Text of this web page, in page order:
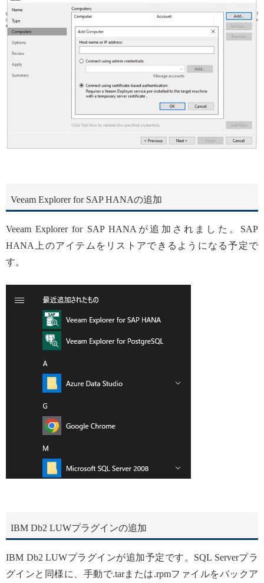
Veeam Explorer for SAP HANAの追加
Veeam Explorer for SAP HANAが追加されました。SAP
HANA上のアイテムをリストアできるようになる予定で
す。
IBM Db2 LUWプラグインの追加
IBM Db2 LUWプラグインが追加予定です。SQL Serverプラ
グインと同様に、手動で.tarまたは.rpmファイルをバックア